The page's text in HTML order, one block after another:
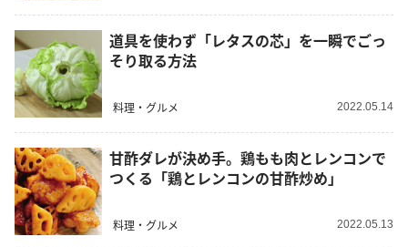
道具を使わず「レタスの芯」を一瞬でごっ
そり取る方法
料理・グルメ 2022.05.14
甘酢ダレが決め手。鶏もも肉とレンコンで
つくる「鶏とレンコンの甘酢炒め」
料理・グルメ 2022.05.13